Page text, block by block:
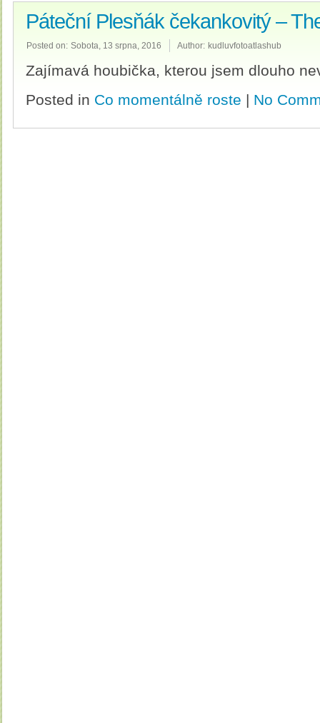
Páteční Plesňák čekankovitý –
Posted on: Sobota, 13 srpna, 2016 Author: kudluvfotoatlashub
Zajímavá houbička, kterou jsem dlouho
Posted in Co momentálně roste | No